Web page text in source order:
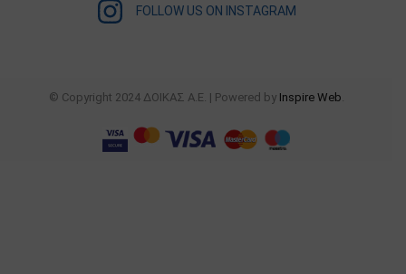
FOLLOW US ON INSTAGRAM
© Copyright 2024 ΔΟΙΚΑΣ Α.Ε. | Powered by Inspire Web